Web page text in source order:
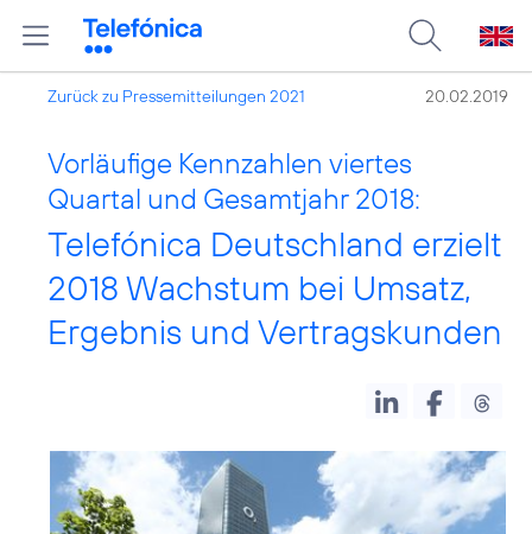
Zurück zu Pressemitteilungen 2021 20.02.2019
Vorläufige Kennzahlen viertes
Quartal und Gesamtjahr 2018:
Telefónica Deutschland erzielt
2018 Wachstum bei Umsatz,
Ergebnis und Vertragskunden